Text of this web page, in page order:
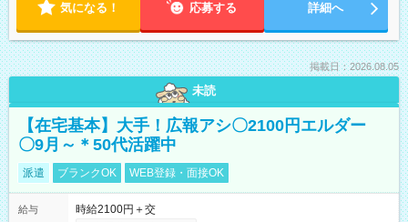
気になる！ 応募する 詳細へ
掲載日：2026.08.05
未読
【在宅基本】大手！広報アシ〇2100円エルダー
〇9月～＊50代活躍中
派遣 ブランクOK WEB登録・面接OK
給与
時給2100円＋交